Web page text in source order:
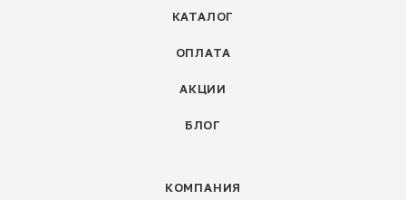
КАТАЛОГ
ОПЛАТА
АКЦИИ
БЛОГ
КОМПАНИЯ